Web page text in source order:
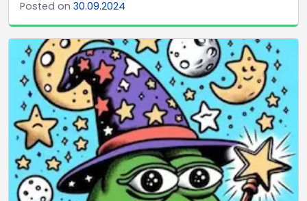
Posted on 30.09.2024